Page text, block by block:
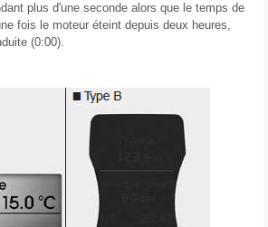
plus d'une seconde alors que le temps de
fois le moteur éteint depuis deux heures,
(0:00).